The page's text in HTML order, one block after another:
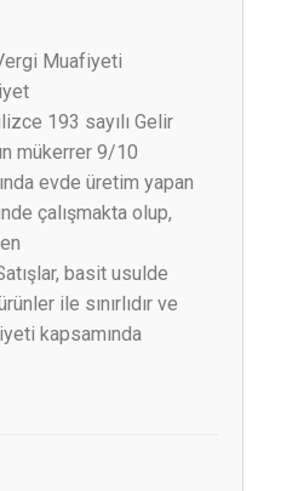
Muafiyeti
193 sayılı Gelir
mükerrer 9/10
evde üretim yapan
çalışmakta olup,
basit usulde
ile sınırlıdır ve
kapsamında